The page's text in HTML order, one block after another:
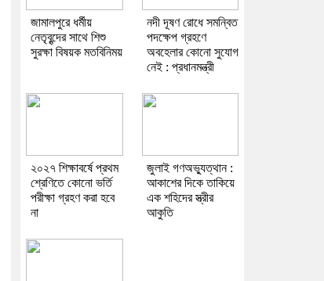
জামালপুরে ধর্মীয়
নেতৃবৃন্দের সাথে শিশু
সুরক্ষা বিষয়ক মতবিনিময়
নদী দূষণ রোধে সমন্বিত
পদক্ষেপ গ্রহণে
অবহেলার কোনো সুযোগ
নেই : প্রধানমন্ত্রী
২০২৭ শিক্ষাবর্ষে প্রথম
শ্রেণিতে কোনো ভর্তি
পরীক্ষা গ্রহণ করা হবে
না
জুলাই গণঅভ্যুত্থান :
আকাশের দিকে তাকিয়ে
এক শহিদের স্ত্রীর
আকুতি